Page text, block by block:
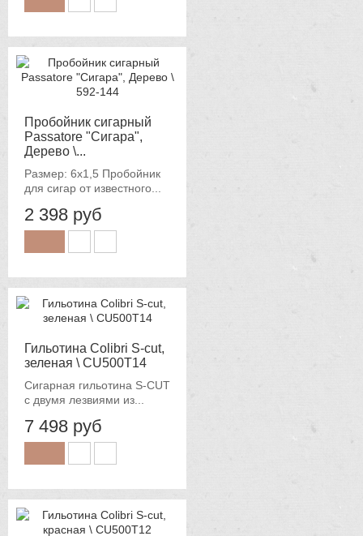
Пробойник сигарный
Passatore "Сигара",
Дерево \...
Размер: 6х1,5 Пробойник
для сигар от известного...
2 398 руб
Гильотина Colibri S-cut,
зеленая \ CU500T14
Сигарная гильотина S-CUT
с двумя лезвиями из...
7 498 руб